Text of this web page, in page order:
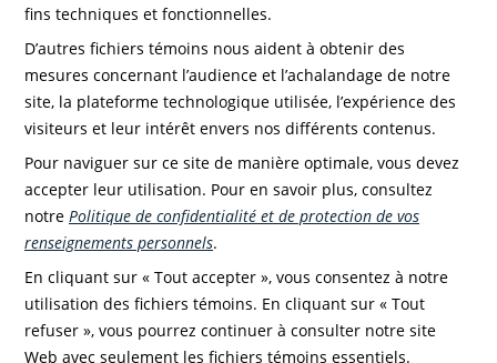
© Tchintactic 2026 Suivez-nous
fins techniques et fonctionnelles.
D’autres fichiers témoins nous aident à obtenir des
mesures concernant l’audience et l’achalandage de notre
site, la plateforme technologique utilisée, l’expérience des
visiteurs et leur intérêt envers nos différents contenus.
Pour naviguer sur ce site de manière optimale, vous devez
accepter leur utilisation. Pour en savoir plus, consultez
notre Politique de confidentialité et de protection de vos
renseignements personnels.
En cliquant sur « Tout accepter », vous consentez à notre
utilisation des fichiers témoins. En cliquant sur « Tout
refuser », vous pourrez continuer à consulter notre site
Web avec seulement les fichiers témoins essentiels.